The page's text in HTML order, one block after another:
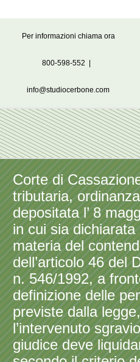
Per informazioni chiama ora
800-598-552
info@studiocerbone.com
Corte di
tributaria,
depositata l’ 8
in cui sia
materia del
dell’articolo 46 del
n. 546/1992, a
definizione delle
previste dalla
l’intervenuto
giudice deve